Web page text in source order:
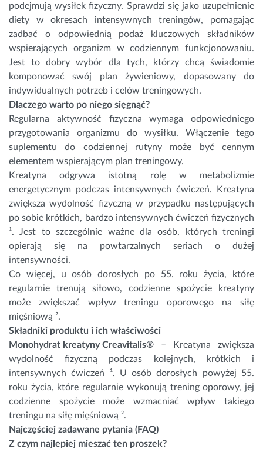
podejmują wysiłek fizyczny. Sprawdzi się jako uzupełnienie
diety w okresach intensywnych treningów, pomagając
zadbać o odpowiednią podaż kluczowych składników
wspierających organizm w codziennym funkcjonowaniu.
Jest to dobry wybór dla tych, którzy chcą świadomie
komponować swój plan żywieniowy, dopasowany do
indywidualnych potrzeb i celów treningowych.
Dlaczego warto po niego sięgnąć?
Regularna aktywność fizyczna wymaga odpowiedniego
przygotowania organizmu do wysiłku. Włączenie tego
suplementu do codziennej rutyny może być cennym
elementem wspierającym plan treningowy.
Kreatyna odgrywa istotną rolę w metabolizmie
energetycznym podczas intensywnych ćwiczeń. Kreatyna
zwiększa wydolność fizyczną w przypadku następujących
po sobie krótkich, bardzo intensywnych ćwiczeń fizycznych
¹. Jest to szczególnie ważne dla osób, których treningi
opierają się na powtarzalnych seriach o dużej
intensywności.
Co więcej, u osób dorosłych po 55. roku życia, które
regularnie trenują siłowo, codzienne spożycie kreatyny
może zwiększać wpływ treningu oporowego na siłę
mięśniową ².
Składniki produktu i ich właściwości
Monohydrat kreatyny Creavitalis® – Kreatyna zwiększa
wydolność fizyczną podczas kolejnych, krótkich i
intensywnych ćwiczeń ¹. U osób dorosłych powyżej 55.
roku życia, które regularnie wykonują trening oporowy, jej
codzienne spożycie może wzmacniać wpływ takiego
treningu na siłę mięśniową ².
Najczęściej zadawane pytania (FAQ)
Z czym najlepiej mieszać ten proszek?